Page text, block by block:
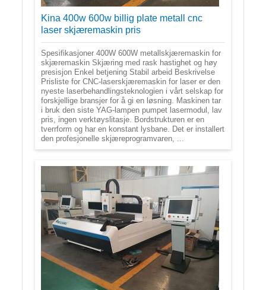
Kina 400w 600w billig plate metall cnc
laser skjæremaskin pris
Spesifikasjoner 400W 600W metallskjæremaskin for
skjæremaskin Skjæring med rask hastighet og høy
presisjon Enkel betjening Stabil arbeid Beskrivelse
Prisliste for CNC-laserskjæremaskin for laser er den
nyeste laserbehandlingsteknologien i vårt selskap for
forskjellige bransjer for å gi en løsning. Maskinen tar
i bruk den siste YAG-lampen pumpet lasermodul, lav
pris, ingen verktøyslitasje. Bordstrukturen er en
tverrform og har en konstant lysbane. Det er installert
den profesjonelle skjæreprogramvaren, ...